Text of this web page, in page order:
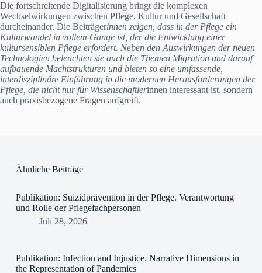
Die fortschreitende Digitalisierung bringt die komplexen
Wechselwirkungen zwischen Pflege, Kultur und Gesellschaft
durcheinander. Die Beiträgerinnen zeigen, dass in der Pflege ein
Kulturwandel in vollem Gange ist, der die Entwicklung einer
kultursensiblen Pflege erfordert. Neben den Auswirkungen der neuen
Technologien beleuchten sie auch die Themen Migration und darauf
aufbauende Machtstrukturen und bieten so eine umfassende,
interdisziplinäre Einführung in die modernen Herausforderungen der
Pflege, die nicht nur für Wissenschaftlerinnen interessant ist, sondern
auch praxisbezogene Fragen aufgreift.
Ähnliche Beiträge
Publikation: Suizidprävention in der Pflege. Verantwortung
und Rolle der Pflegefachpersonen
Juli 28, 2026
Publikation: Infection and Injustice. Narrative Dimensions in
the Representation of Pandemics